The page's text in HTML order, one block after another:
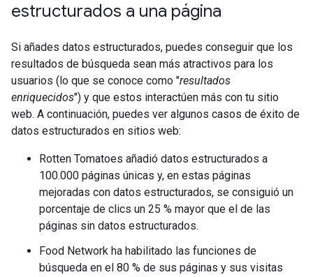
estructurados a una página
Si añades datos estructurados, puedes conseguir que los
resultados de búsqueda sean más atractivos para los
usuarios (lo que se conoce como "resultados
enriquecidos") y que estos interactúen más con tu sitio
web. A continuación, puedes ver algunos casos de éxito de
datos estructurados en sitios web:
Rotten Tomatoes añadió datos estructurados a
100.000 páginas únicas y, en estas páginas
mejoradas con datos estructurados, se consiguió un
porcentaje de clics un 25 % mayor que el de las
páginas sin datos estructurados.
Food Network ha habilitado las funciones de
búsqueda en el 80 % de sus páginas y sus visitas